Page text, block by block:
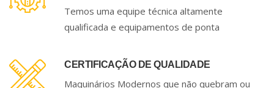
Temos uma equipe técnica altamente
qualificada e equipamentos de ponta
CERTIFICAÇÃO DE QUALIDADE
Maquinários Modernos que não quebram ou